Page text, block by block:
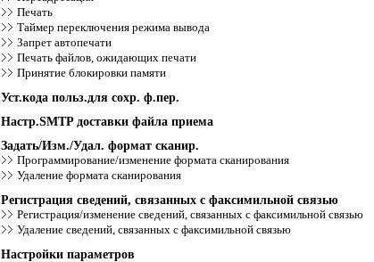
Печать
Таймер переключения режима вывода
Запрет автопечати
Печать файлов, ожидающих печати
Принятие блокировки памяти
Уст.кода польз.для сохр. ф.пер.
Настр.SMTP доставки файла приема
Задать/Изм./Удал. формат сканир.
Программирование/изменение формата сканирования
Удаление формата сканирования
Регистрация сведений, связанных с факсимильной связью
Регистрация/изменение сведений, связанных с факсимильной связью
Удаление сведений, связанных с факсимильной связью
Настройки параметров